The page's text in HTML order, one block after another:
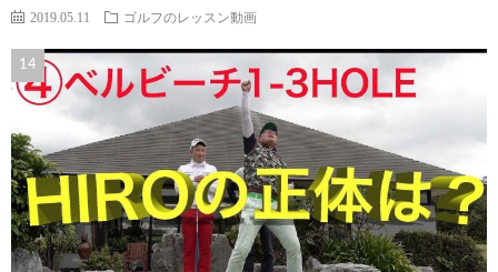
2019.05.11 ゴルフのレッスン動画